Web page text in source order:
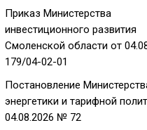
Приказ Министерства
инвестиционного развития
Смоленской области от
179/04-02-01
Постановление
энергетики и тарифной
04.08.2026 № 72